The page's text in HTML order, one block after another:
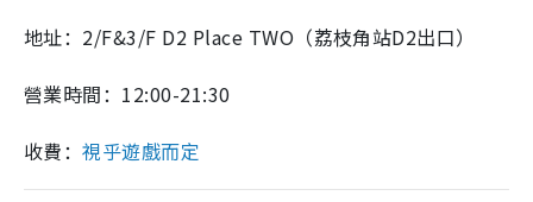
地址：2/F&3/F D2 Place TWO（荔枝角站D2出口）
營業時間：12:00-21:30
收費：視乎遊戲而定